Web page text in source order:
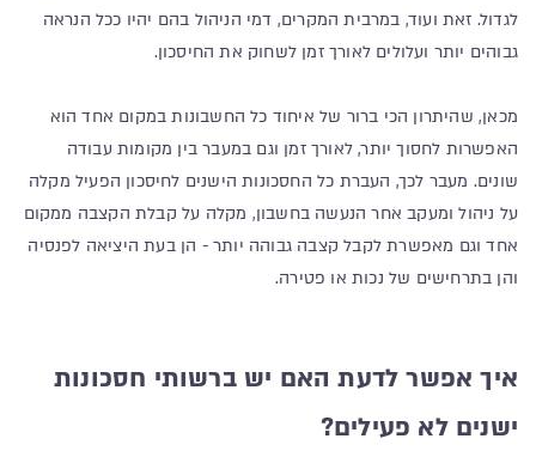
לגדול. זאת ועוד, במרבית המקרים, דמי הניהול בהם יהיו ככל הנראה
גבוהים יותר ועלולים לאורך זמן לשחוק את החיסכון.
מכאן, שהיתרון הכי ברור של איחוד כל החשבונות במקום אחד הוא
האפשרות לחסוך יותר, לאורך זמן וגם במעבר בין מקומות עבודה
שונים. מעבר לכך, העברת כל החסכונות הישנים לחיסכון הפעיל מקלה
על ניהול ומעקב אחר הנעשה בחשבון, מקלה על קבלת הקצבה ממקום
אחד וגם מאפשרת לקבל קצבה גבוהה יותר - הן בעת היציאה לפנסיה
והן בתרחישים של נכות או פטירה.
איך אפשר לדעת האם יש ברשותי חסכונות
ישנים לא פעילים?